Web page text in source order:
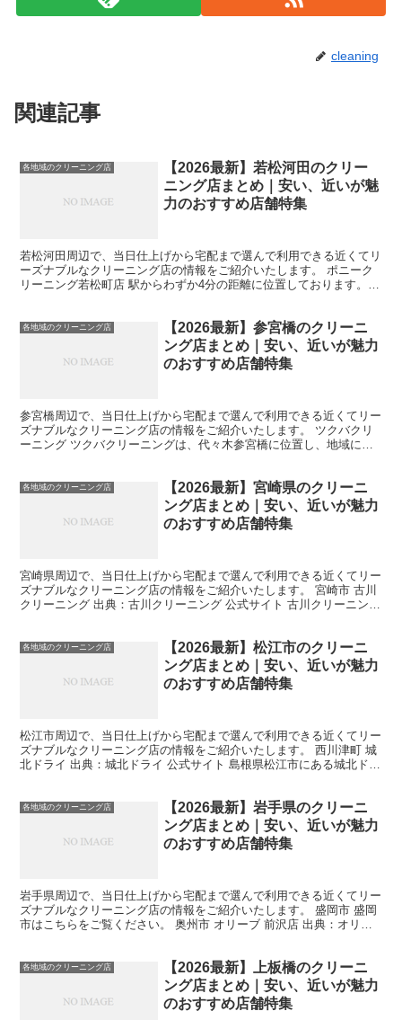
cleaning
関連記事
各地域のクリーニング店
【2026最新】若松河田のクリー
ニング店まとめ｜安い、近いが魅
力のおすすめ店舗特集
若松河田周辺で、当日仕上げから宅配まで選んで利用できる近くてリ
ーズナブルなクリーニング店の情報をご紹介いたします。 ポニーク
リーニング若松町店 駅からわずか4分の距離に位置しております。衣
各地域のクリーニング店
【2026最新】参宮橋のクリーニ
ング店まとめ｜安い、近いが魅力
のおすすめ店舗特集
参宮橋周辺で、当日仕上げから宅配まで選んで利用できる近くてリー
ズナブルなクリーニング店の情報をご紹介いたします。 ツクバクリ
ーニング ツクバクリーニングは、代々木参宮橋に位置し、地域に密
各地域のクリーニング店
【2026最新】宮崎県のクリーニ
ング店まとめ｜安い、近いが魅力
のおすすめ店舗特集
宮崎県周辺で、当日仕上げから宅配まで選んで利用できる近くてリー
ズナブルなクリーニング店の情報をご紹介いたします。 宮崎市 古川
クリーニング 出典：古川クリーニング 公式サイト 古川クリーニング
各地域のクリーニング店
【2026最新】松江市のクリーニ
ング店まとめ｜安い、近いが魅力
のおすすめ店舗特集
松江市周辺で、当日仕上げから宅配まで選んで利用できる近くてリー
ズナブルなクリーニング店の情報をご紹介いたします。 西川津町 城
北ドライ 出典：城北ドライ 公式サイト 島根県松江市にある城北ドラ
各地域のクリーニング店
【2026最新】岩手県のクリーニ
ング店まとめ｜安い、近いが魅力
のおすすめ店舗特集
岩手県周辺で、当日仕上げから宅配まで選んで利用できる近くてリー
ズナブルなクリーニング店の情報をご紹介いたします。 盛岡市 盛岡
市はこちらをご覧ください。 奥州市 オリーブ 前沢店 出典：オリー
各地域のクリーニング店
【2026最新】上板橋のクリーニ
ング店まとめ｜安い、近いが魅力
のおすすめ店舗特集